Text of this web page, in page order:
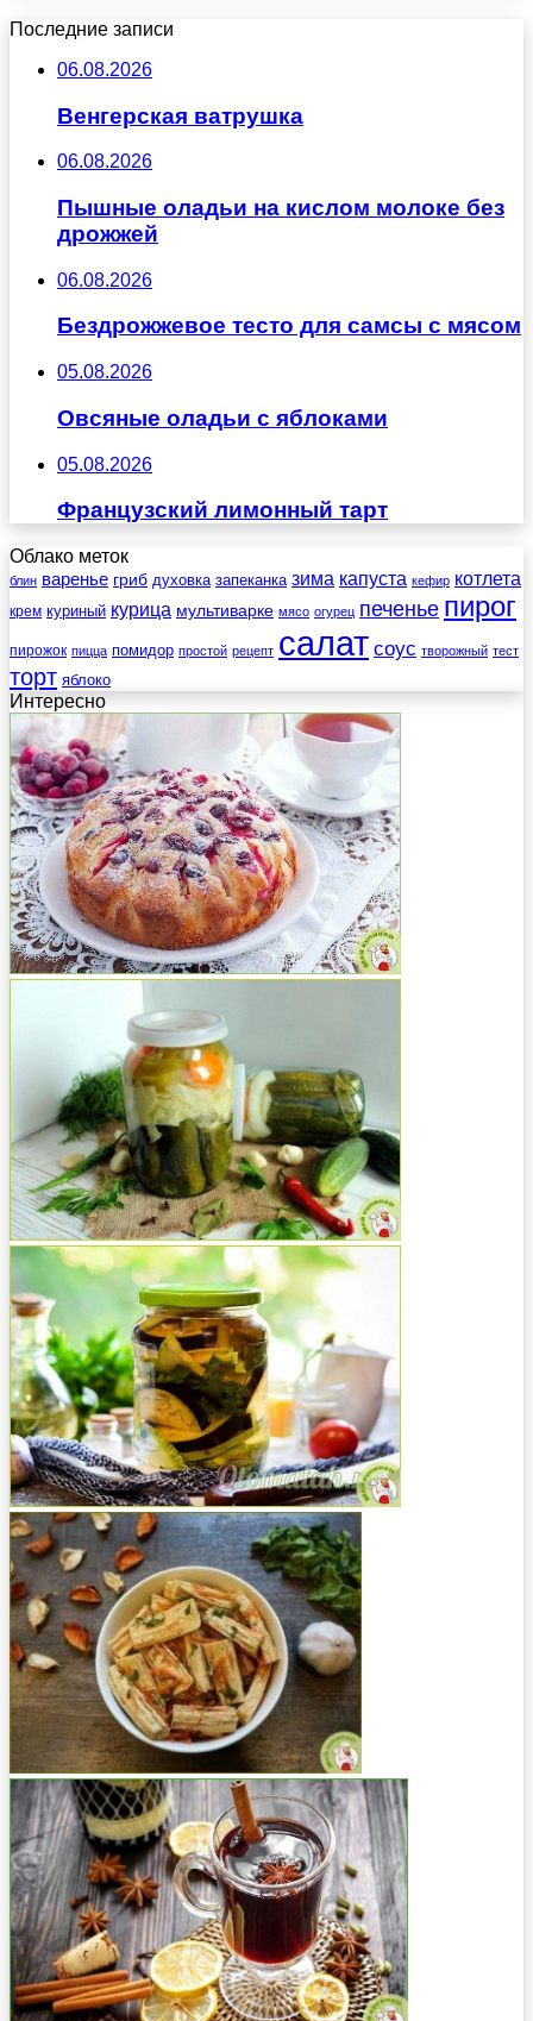
Последние записи
06.08.2026
Венгерская ватрушка
06.08.2026
Пышные оладьи на кислом молоке без
дрожжей
06.08.2026
Бездрожжевое тесто для самсы с мясом
05.08.2026
Овсяные оладьи с яблоками
05.08.2026
Французский лимонный тарт
Облако меток
блин варенье гриб духовка запеканка зима капуста кефир котлета
крем куриный курица мультиварке мясо огурец печенье пирог
пирожок пицца помидор простой рецепт салат соус творожный тест
торт яблоко
Интересно